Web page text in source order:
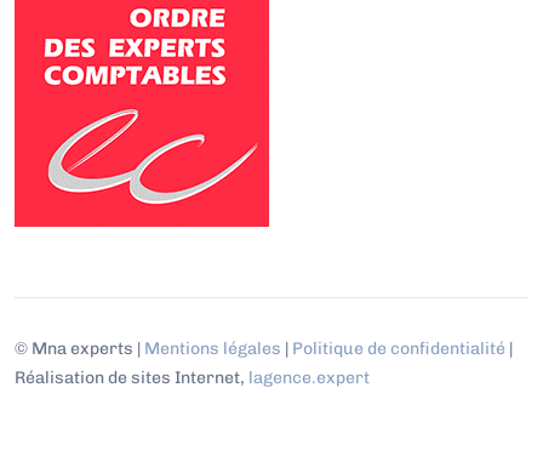
© Mna experts | Mentions légales | Politique de confidentialité |
Réalisation de sites Internet, lagence.expert